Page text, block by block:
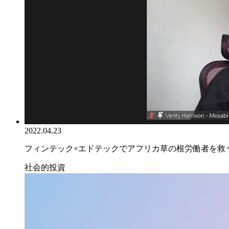
2022.04.23
フィンテック×エドテックでアフリカ草の根労働者を救
社会的投資